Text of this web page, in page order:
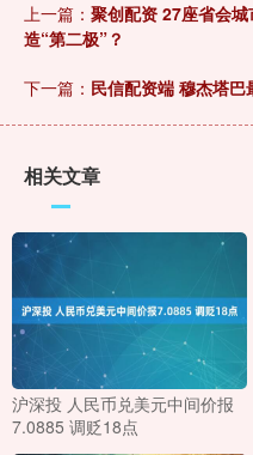
上一篇： 聚创配资 27座省会
造“第二极”？
下一篇： 民信配资端 穆杰塔
相关文章
沪深投 人民币兑美元中间价报
7.0885 调贬18点